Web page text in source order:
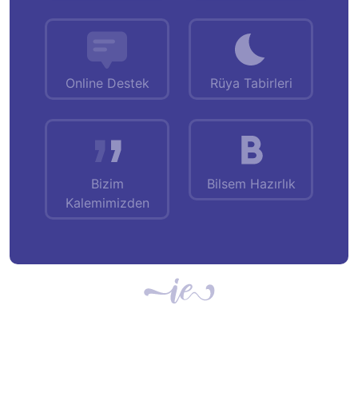
Online Destek Rüya Tabirleri
Bizim
Kalemimizden
Bilsem Hazırlık